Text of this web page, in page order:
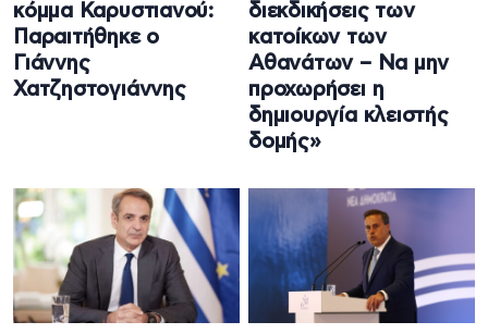
κόμμα Καρυστιανού:
Παραιτήθηκε ο
Γιάννης
Χατζηστογιάννης
διεκδικήσεις των
κατοίκων των
Αθανάτων – Να μην
προχωρήσει η
δημιουργία κλειστής
δομής»